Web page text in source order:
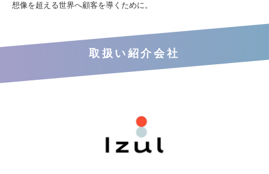
想像を超える世界へ顧客を導くために。
取扱い紹介会社